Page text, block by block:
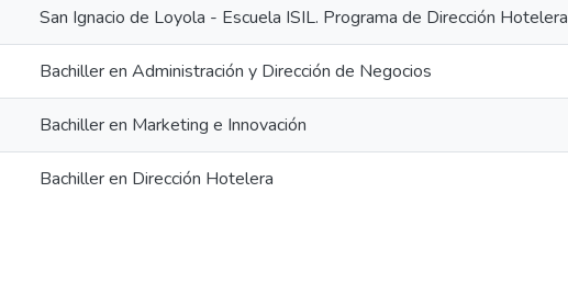
San Ignacio de Loyola - Escuela ISIL. Programa de Dirección Hotelera
Bachiller en Administración y Dirección de Negocios
Bachiller en Marketing e Innovación
Bachiller en Dirección Hotelera